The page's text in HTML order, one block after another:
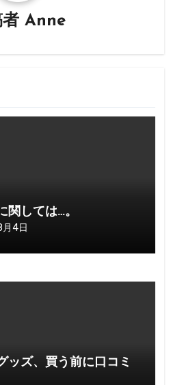
Anne
関しては…。
4日
ッズ、買う前に口コミ